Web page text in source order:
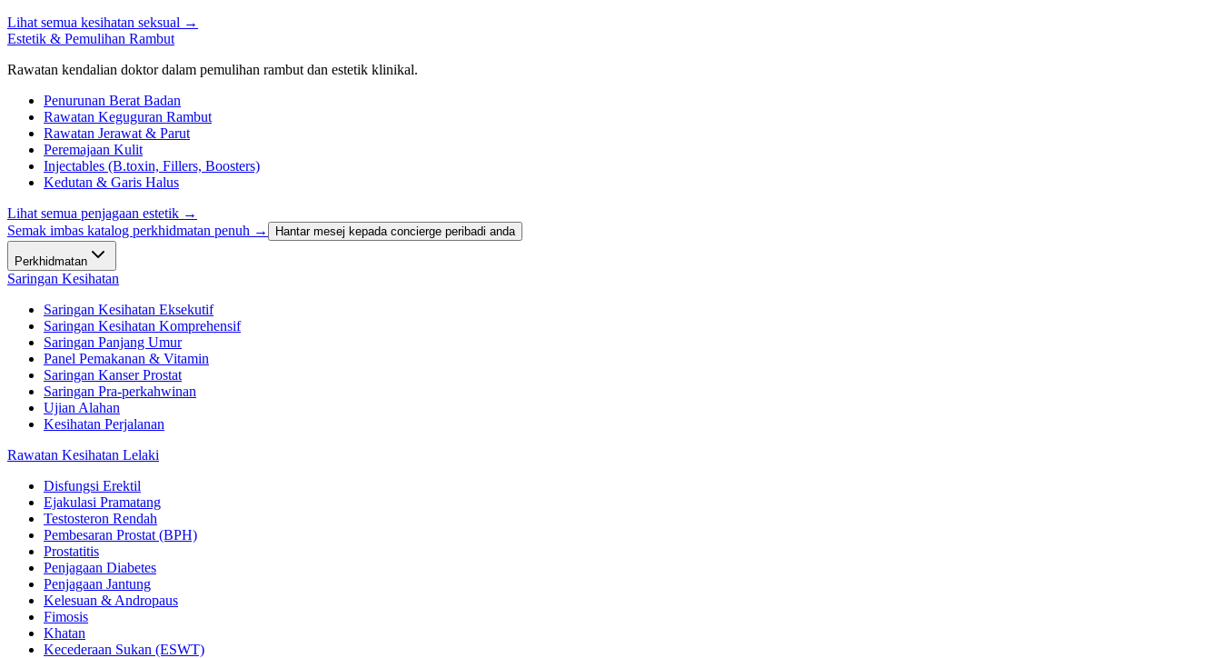
Lihat semua kesihatan seksual →
Estetik & Pemulihan Rambut
Rawatan kendalian doktor dalam pemulihan rambut dan estetik klinikal.
Penurunan Berat Badan
Rawatan Keguguran Rambut
Rawatan Jerawat & Parut
Peremajaan Kulit
Injectables (B.toxin, Fillers, Boosters)
Kedutan & Garis Halus
Lihat semua penjagaan estetik →
Semak imbas katalog perkhidmatan penuh →
Hantar mesej kepada concierge peribadi anda
Perkhidmatan
Saringan Kesihatan
Saringan Kesihatan Eksekutif
Saringan Kesihatan Komprehensif
Saringan Panjang Umur
Panel Pemakanan & Vitamin
Saringan Kanser Prostat
Saringan Pra-perkahwinan
Ujian Alahan
Kesihatan Perjalanan
Rawatan Kesihatan Lelaki
Disfungsi Erektil
Ejakulasi Pramatang
Testosteron Rendah
Pembesaran Prostat (BPH)
Prostatitis
Penjagaan Diabetes
Penjagaan Jantung
Kelesuan & Andropaus
Fimosis
Khatan
Kecederaan Sukan (ESWT)